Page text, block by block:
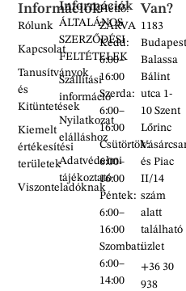
Információk
Rólunk
Kapcsolat
Tanusítványok
és
Kitüntetések
Kiemelt
értékesítési
területek
Viszonteladóknak
Információk
ÁLTALÁNOS
SZERZŐDÉSI
FELTÉTELEK
Szállítási
információ
Nyilatkozat
elálláshoz
Adatvédelmi
tájékoztató
Van?
1183
Budapest
Balassa
Bálint
utca 1-
10 Szent
Lőrinc
és Piac
II/14
szám
alatt
található
üzlet
+36 30
938
Hétfő:
ZÁRVA
Kedd:
6:00–
16:00
Szerda:
6:00–
16:00
Csütörtök:
6:00–
16:00
Péntek:
6:00–
16:00
Szombat:
6:00–
14:00